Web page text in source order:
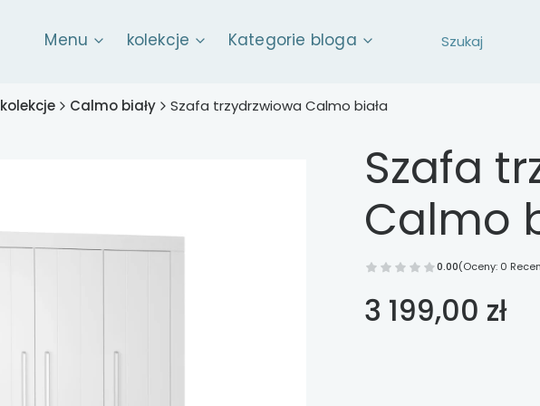
Menu kolekcje Kategorie bloga
kolekcje Calmo biały Szafa trzydrzwiowa Calmo biała
Szafa
Calmo
0.00(Oceny: 0
Cena
3 199,00 zł